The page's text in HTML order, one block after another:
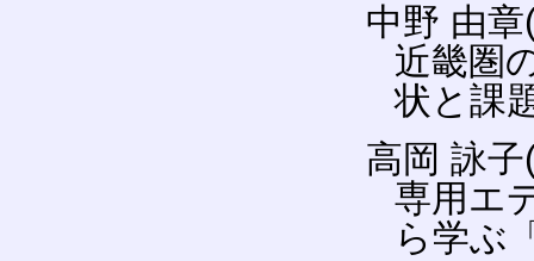
中野 由
近畿圏
状と課
高岡 詠
専用エ
ら学ぶ